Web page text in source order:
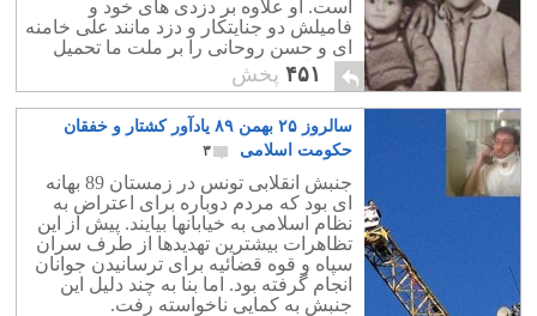
است. او علاوه بر دزدی های خود و
فامیلش دو جنایتکار و دزد مانند علی خامنه
ای و حسن روحانی را بر ملت ما تحمیل
کرده است.
۴۵۱ پخش
سالروز ۲۵ بهمن ۸۹ یادآور کشتار و خفقان
حکومت اسلامی
۳
جنبش انقلابی تونس در زمستان 89 بهانه
ای بود که مردم دوباره برای اعتراض به
نظام اسلامی به خیابانها بیایند. پیش از این
تظاهرات بیشترین تهدیدها از طرف سران
سپاه و قوه قضائیه برای ترسانیدن جوانان
انجام گرفته بود. اما بنا به چند دلیل این
جنبش به کمایی ناخواسته رفت.